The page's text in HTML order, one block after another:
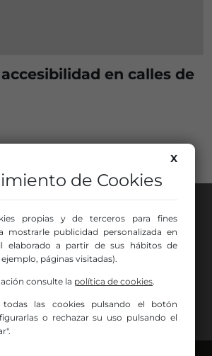
en calles de
hace40 añosen la88.0de tu dial. La
todos los públicos, con Más Música,
cinco, deportes, tráfico y la
X
de Cookies
propias y de terceros para fines
mostrarle publicidad personalizada en
elaborado a partir de sus hábitos de
páginas visitadas).
consulte la política de cookies.
todas las cookies pulsando el botón
o rechazar su uso pulsando el